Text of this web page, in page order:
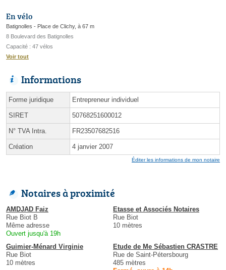
En vélo
Batignolles - Place de Clichy, à 67 m
8 Boulevard des Batignolles
Capacité : 47 vélos
Voir tout
Informations
Forme juridique Entrepreneur individuel
SIRET 50768251600012
N° TVA Intra. FR23507682516
Création 4 janvier 2007
Éditer les informations de mon notaire
Notaires à proximité
AMDJAD Faiz
Rue Biot B
Même adresse
Ouvert jusqu'à 19h
Etasse et Associés Notaires
Rue Biot
10 mètres
Guimier-Ménard Virginie
Rue Biot
10 mètres
Etude de Me Sébastien CRASTRE
Rue de Saint-Pétersbourg
485 mètres